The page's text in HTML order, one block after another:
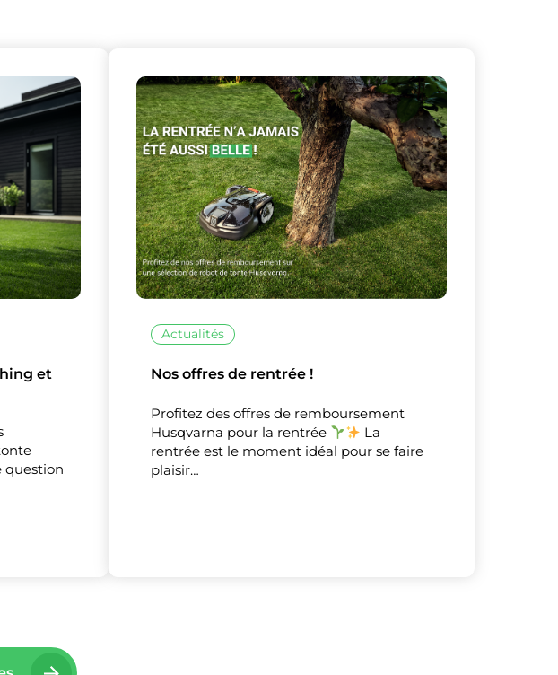
le contrôle sur ceux que
Personnaliser
XMasquer le bandeau
et
question
Actualités
Nos offres de rentrée !
Profitez des offres de remboursement
Husqvarna pour la rentrée
La
rentrée est le moment idéal pour se faire
plaisir…